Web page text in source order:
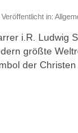
Veröffentlicht in:
i.R. Ludwig
größte
der